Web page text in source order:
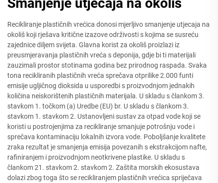
Recikliranje plastičnih vrećica donosi mjerljivo smanjenje utjecaja na
okoliš koji rješava kritične izazove održivosti s kojima se susreću
zajednice diljem svijeta. Glavna korist za okoliš proizlazi iz
preusmjeravanja plastičnih vreća s deponija, gdje bi ti materijali
zauzimali prostor stotinama godina bez prirodnog raspada. Svaka
tona recikliranih plastičnih vreća sprečava otprilike 2.000 funti
emisije ugljičnog dioksida u usporedbi s proizvodnjom jednakih
količina neiskorištenih plastičnih materijala. U skladu s člankom 3.
stavkom 1. točkom (a) Uredbe (EU) br. U skladu s člankom 3.
stavkom 1. stavkom 2. Ustanovljeni sustav za otpad vode koji se
koristi u postrojenjima za recikliranje smanjuje potrošnju vode i
sprečava kontaminaciju lokalnih izvora vode. Poboljšanje kvalitete
zraka rezultat je smanjenja emisija povezanih s ekstrakcijom nafte,
rafiniranjem i proizvodnjom neotkrivene plastike. U skladu s
člankom 21. stavkom 2. stavkom 2. Zaštita morskih ekosustava
dolazi zbog toga što se recikliranjem plastičnih vrećica spriječava